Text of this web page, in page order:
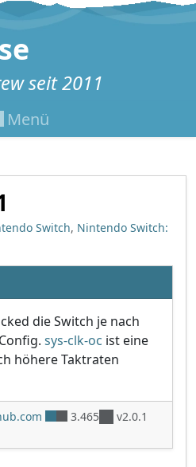
seit 2011
Menü
Switch, Nintendo Switch:
die Switch je nach
sys-clk-oc ist eine
höhere Taktraten
3.465
v2.0.1